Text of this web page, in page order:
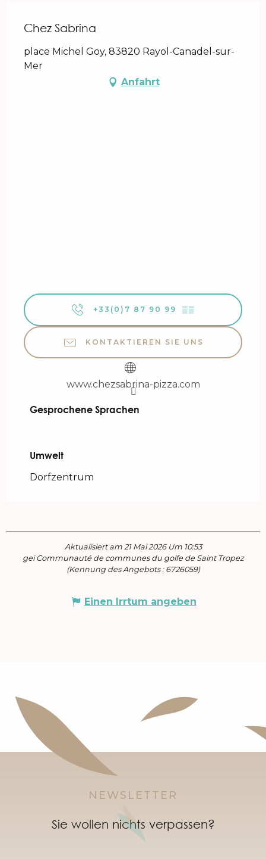
Chez Sabrina
place Michel Goy, 83820 Rayol-Canadel-sur-
Mer
Anfahrt
+33(0)7 87 90 99 ▒▒
KONTAKTIEREN SIE UNS
www.chezsabrina-pizza.com
Gesprochene Sprachen
Gesprochene Sprachen
Umwelt
Umwelt
Dorfzentrum
Aktualisiert am 21 Mai 2026 Um 10:53
gei Communauté de communes du golfe de Saint Tropez
(Kennung des Angebots : 6726059)
Einen Irrtum angeben
NEWSLETTER
Sie wollen nichts verpassen?